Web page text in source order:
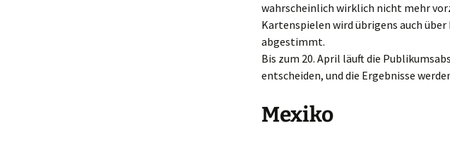
wahrscheinlich wirklich nicht mehr
Kartenspielen wird übrigens auch
abgestimmt.
Bis zum 20. April läuft die
entscheiden, und die Ergebnisse
Mexiko